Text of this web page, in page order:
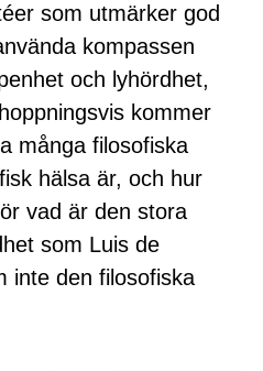
som utmärker god
kompassen
och lyhördhet,
kommer
många filosofiska
hälsa är, och hur
vad är den stora
som Luis de
inte den filosofiska